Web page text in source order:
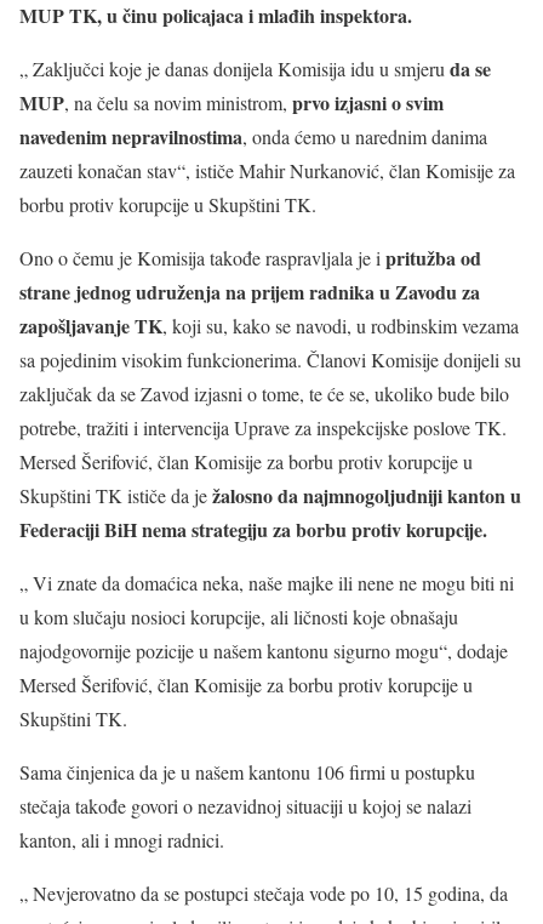
MUP TK, u činu policajaca i mlađih inspektora.
„ Zaključci koje je danas donijela Komisija idu u smjeru da se
MUP, na čelu sa novim ministrom, prvo izjasni o svim
navedenim nepravilnostima, onda ćemo u narednim danima
zauzeti konačan stav“, ističe Mahir Nurkanović, član Komisije za
borbu protiv korupcije u Skupštini TK.
Ono o čemu je Komisija takođe raspravljala je i pritužba od
strane jednog udruženjana prijem radnika u Zavodu za
zapošljavanje TK, koji su, kako se navodi, u rodbinskim vezama
sa pojedinim visokim funkcionerima. Članovi Komisije donijeli su
zaključak da se Zavod izjasni o tome, te će se, ukoliko bude bilo
potrebe, tražiti i intervencija Uprave za inspekcijske poslove TK.
Mersed Šerifović, član Komisije za borbu protiv korupcije u
Skupštini TK ističe da ježalosno da najmnogoljudniji kanton u
Federaciji BiH nema strategiju za borbu protiv korupcije.
„ Vi znate da domaćica neka, naše majke ili nene ne mogu biti ni
u kom slučaju nosioci korupcije, ali ličnosti koje obnašaju
najodgovornije pozicije u našem kantonu sigurno mogu“, dodaje
Mersed Šerifović, član Komisije za borbu protiv korupcije u
Skupštini TK.
Sama činjenica da je u našem kantonu 106 firmi u postupku
stečaja takođe govori o nezavidnoj situaciji u kojoj se nalazi
kanton, ali i mnogi radnici.
„ Nevjerovatno da se postupci stečaja vode po 10, 15 godina, da